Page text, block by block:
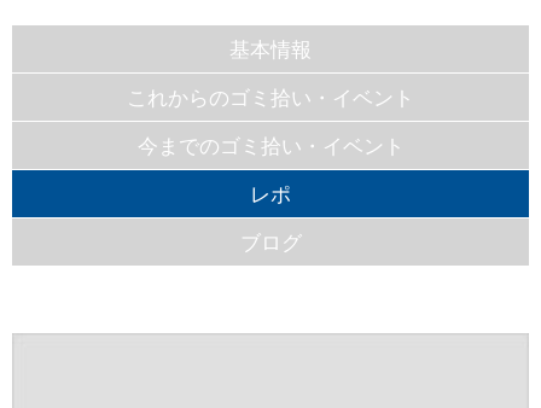
基本情報
これからのゴミ拾い・イベント
今までのゴミ拾い・イベント
レポ
ブログ